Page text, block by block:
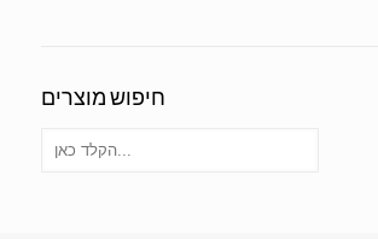
חיפוש מוצרים